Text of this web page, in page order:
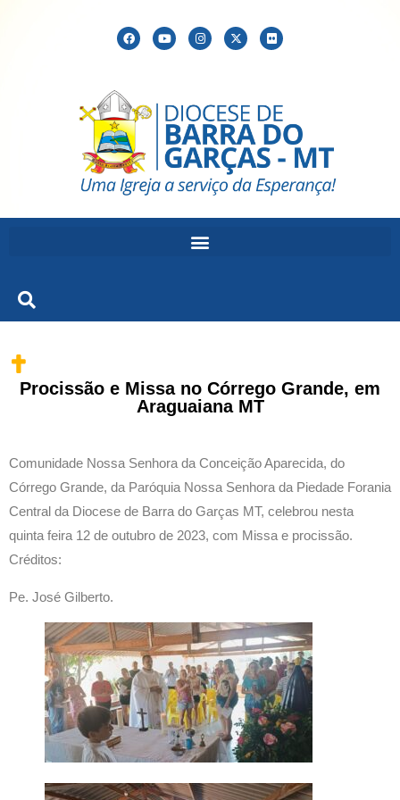
Procissão e Missa no Córrego Grande, em
Araguaiana MT
Comunidade Nossa Senhora da Conceição Aparecida, do
Córrego Grande, da Paróquia Nossa Senhora da Piedade Forania
Central da Diocese de Barra do Garças MT, celebrou nesta
quinta feira 12 de outubro de 2023, com Missa e procissão.
Créditos:
Pe. José Gilberto.